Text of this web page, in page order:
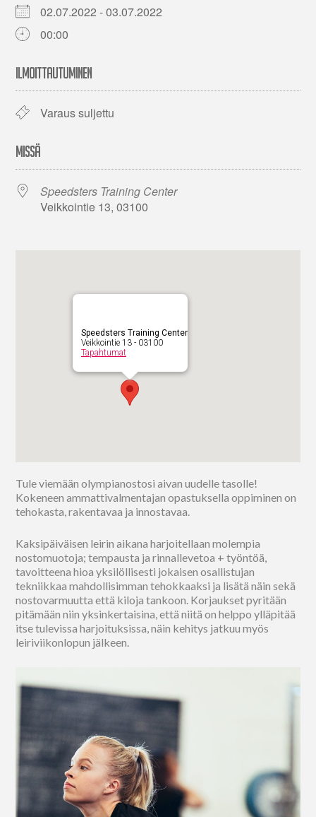
02.07.2022 - 03.07.2022
00:00
ILMOITTAUTUMINEN
Varaus suljettu
MISSÄ
Speedsters Training Center
Veikkointie 13, 03100
Speedsters Training Center
Veikkointie 13 - 03100
Tapahtumat
Tule viemään olympianostosi aivan uudelle tasolle!
Kokeneen ammattivalmentajan opastuksella oppiminen on
tehokasta, rakentavaa ja innostavaa.
Kaksipäiväisen leirin aikana harjoitellaan molempia
nostomuotoja; tempausta ja rinnallevetoa + työntöä,
tavoitteena hioa yksilöllisesti jokaisen osallistujan
tekniikkaa mahdollisimman tehokkaaksi ja lisätä näin sekä
nostovarmuutta että kiloja tankoon. Korjaukset pyritään
pitämään niin yksinkertaisina, että niitä on helppo ylläpitää
itse tulevissa harjoituksissa, näin kehitys jatkuu myös
leiriviikonlopun jälkeen.